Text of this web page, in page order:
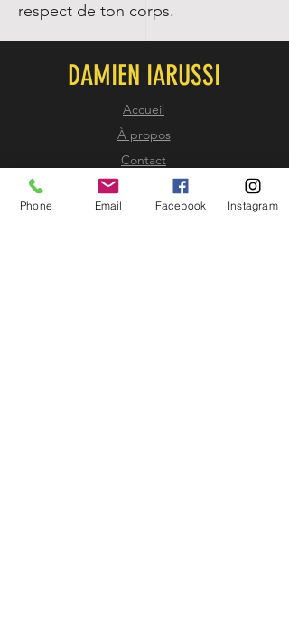
respect de ton corps.
DAMIEN IARUSSI
Accueil
À propos
Contact
Politique de cookies
Politique de confidentialité
Phone Email Facebook Instagram